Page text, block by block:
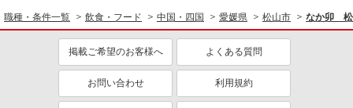
ケンタッキーフライドチキン フジグラン松山店
カウンター・キッチンスタッフ
愛媛県松山市宮西1-2-1
職種・条件一覧 飲食・フード 中国・四国 愛媛県 松山市 なか卯 松
掲載ご希望のお客様へ よくある質問
お問い合わせ 利用規約